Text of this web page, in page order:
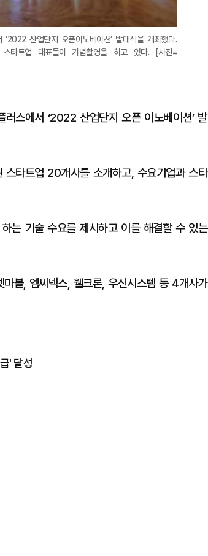
산업단지 오픈이노베이션’ 발대식을 개최했다.
타트업 대표들이 기념촬영을 하고 있다. [사진=
스에서 ‘2022 산업단지 오픈 이노베이션’ 발
스타트업 20개사를 소개하고, 수요기업과 스타
는 기술 수요를 제시하고 이를 해결할 수 있는
블, 엠씨넥스, 웰크론, 우신시스템 등 4개사가
' 달성